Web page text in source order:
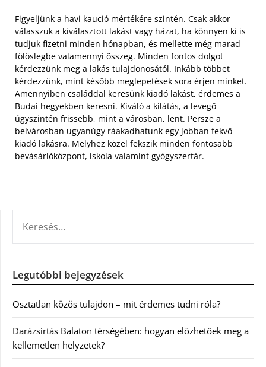
Figyeljünk a havi kaució mértékére szintén. Csak akkor
válasszuk a kiválasztott lakást vagy házat, ha könnyen ki is
tudjuk fizetni minden hónapban, és mellette még marad
fölöslegbe valamennyi összeg. Minden fontos dolgot
kérdezzünk meg a lakás tulajdonosától. Inkább többet
kérdezzünk, mint később meglepetések sora érjen minket.
Amennyiben családdal keresünk kiadó lakást, érdemes a
Budai hegyekben keresni. Kiváló a kilátás, a levegő
úgyszintén frissebb, mint a városban, lent. Persze a
belvárosban ugyanúgy ráakadhatunk egy jobban fekvő
kiadó lakásra. Melyhez közel fekszik minden fontosabb
bevásárlóközpont, iskola valamint gyógyszertár.
Legutóbbi bejegyzések
Osztatlan közös tulajdon – mit érdemes tudni róla?
Darázsirtás Balaton térségében: hogyan előzhetőek meg a
kellemetlen helyzetek?